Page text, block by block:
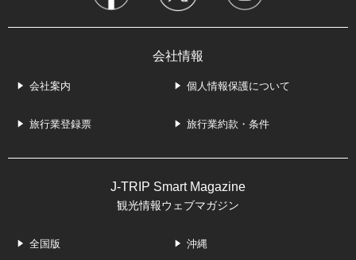
会社情報
会社案内 個人情報保護について
旅行業登録票 旅行業約款・条件
J-TRIP Smart Magazine
観光情報ウェブマガジン
全国版 沖縄